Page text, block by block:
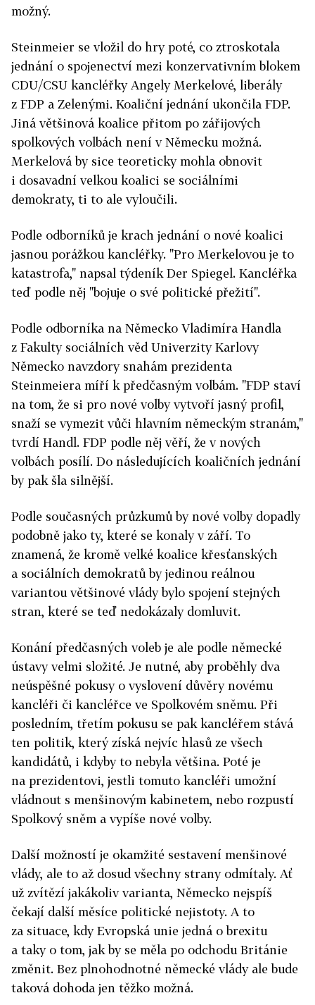
možný.
Steinmeier se vložil do hry poté, co ztroskotala
jednání o spojenectví mezi konzervativním blokem
CDU/CSU kancléřky Angely Merkelové, liberály
z FDP a Zelenými. Koaliční jednání ukončila FDP.
Jiná většinová koalice přitom po zářijových
spolkových volbách není v Německu možná.
Merkelová by sice teoreticky mohla obnovit
i dosavadní velkou koalici se sociálními
demokraty, ti to ale vyloučili.
Podle odborníků je krach jednání o nové koalici
jasnou porážkou kancléřky. "Pro Merkelovou je to
katastrofa," napsal týdeník Der Spiegel. Kancléřka
teď podle něj "bojuje o své politické přežití".
Podle odborníka na Německo Vladimíra Handla
z Fakulty sociálních věd Univerzity Karlovy
Německo navzdory snahám prezidenta
Steinmeiera míří k předčasným volbám. "FDP staví
na tom, že si pro nové volby vytvoří jasný profil,
snaží se vymezit vůči hlavním německým stranám,"
tvrdí Handl. FDP podle něj věří, že v nových
volbách posílí. Do následujících koaličních jednání
by pak šla silnější.
Podle současných průzkumů by nové volby dopadly
podobně jako ty, které se konaly v září. To
znamená, že kromě velké koalice křesťanských
a sociálních demokratů by jedinou reálnou
variantou většinové vlády bylo spojení stejných
stran, které se teď nedokázaly domluvit.
Konání předčasných voleb je ale podle německé
ústavy velmi složité. Je nutné, aby proběhly dva
neúspěšné pokusy o vyslovení důvěry novému
kancléři či kancléřce ve Spolkovém sněmu. Při
posledním, třetím pokusu se pak kancléřem stává
ten politik, který získá nejvíc hlasů ze všech
kandidátů, i kdyby to nebyla většina. Poté je
na prezidentovi, jestli tomuto kancléři umožní
vládnout s menšinovým kabinetem, nebo rozpustí
Spolkový sněm a vypíše nové volby.
Další možností je okamžité sestavení menšinové
vlády, ale to až dosud všechny strany odmítaly. Ať
už zvítězí jakákoliv varianta, Německo nejspíš
čekají další měsíce politické nejistoty. A to
za situace, kdy Evropská unie jedná o brexitu
a taky o tom, jak by se měla po odchodu Británie
změnit. Bez plnohodnotné německé vlády ale bude
taková dohoda jen těžko možná.